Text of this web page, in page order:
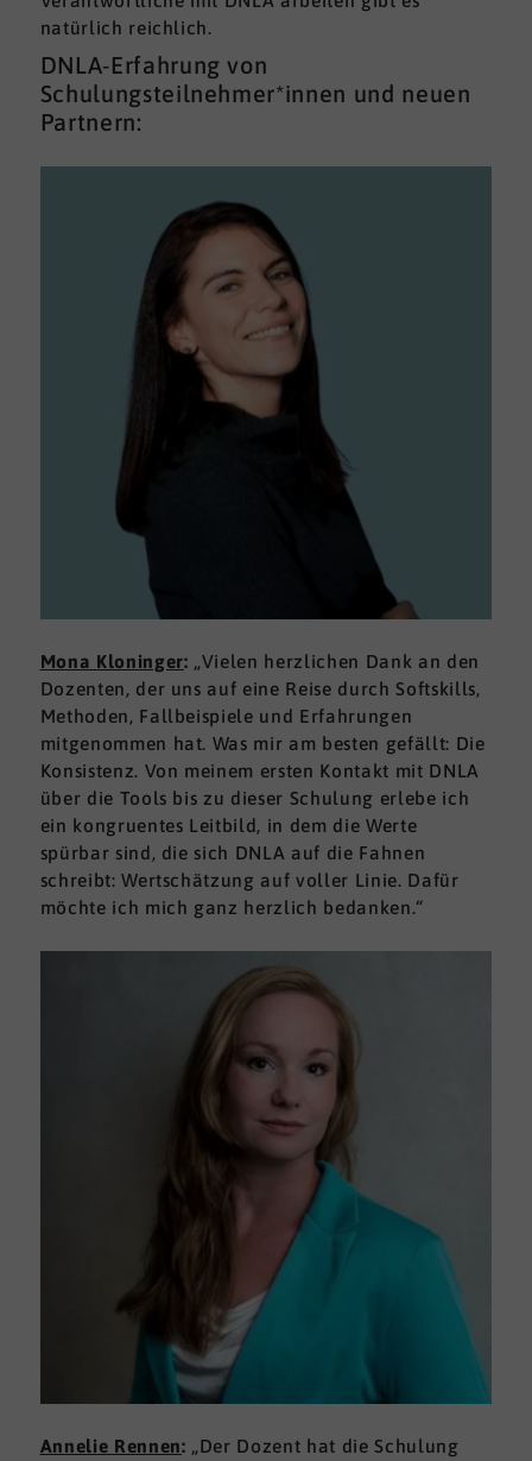
natürlich reichlich.
DNLA-Erfahrung von
Schulungsteilnehmer*innen und neuen
Partnern:
Mona Kloninger: „Vielen herzlichen Dank an den
Dozenten, der uns auf eine Reise durch Softskills,
Methoden, Fallbeispiele und Erfahrungen
mitgenommen hat. Was mir am besten gefällt: Die
Konsistenz. Von meinem ersten Kontakt mit DNLA
über die Tools bis zu dieser Schulung erlebe ich
ein kongruentes Leitbild, in dem die Werte
spürbar sind, die sich DNLA auf die Fahnen
schreibt: Wertschätzung auf voller Linie. Dafür
möchte ich mich ganz herzlich bedanken.“
Annelie Rennen: „Der Dozent hat die Schulung